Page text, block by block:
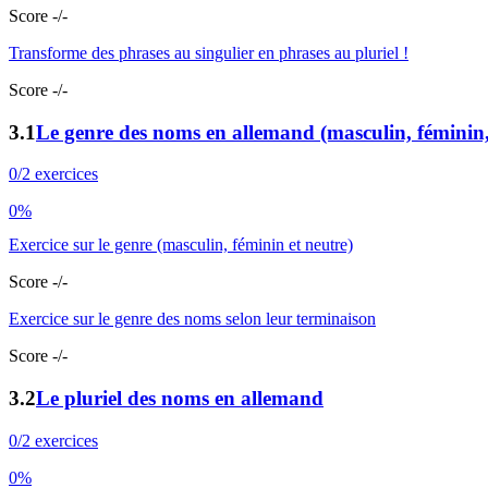
Score -/-
Transforme des phrases au singulier en phrases au pluriel !
Score -/-
3.1Le genre des noms en allemand (masculin,
0/2 exercices
0%
Exercice sur le genre (masculin, féminin et neutre)
Score -/-
Exercice sur le genre des noms selon leur terminaison
Score -/-
3.2Le pluriel des noms en allemand
0/2 exercices
0%